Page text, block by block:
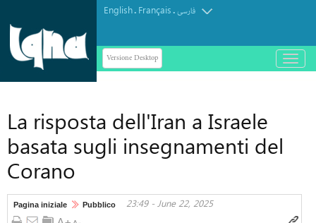
English. Français.فارسی
Versione Desktop
باز
و
La risposta dell'Iran a Israele
basata sugli insegnamenti del
Corano
Pagina iniziale Pubblico 23:49 - June 22, 2025